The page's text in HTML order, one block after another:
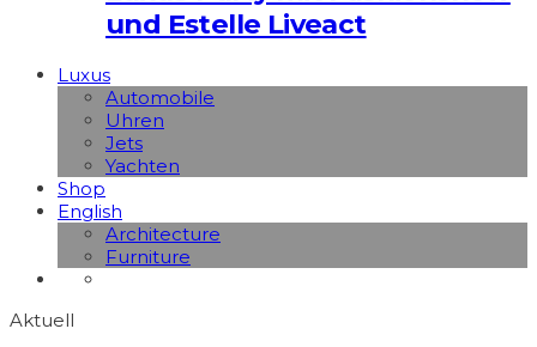
und Estelle Liveact
Luxus
Automobile
Uhren
Jets
Yachten
Shop
English
Architecture
Furniture
Aktuell